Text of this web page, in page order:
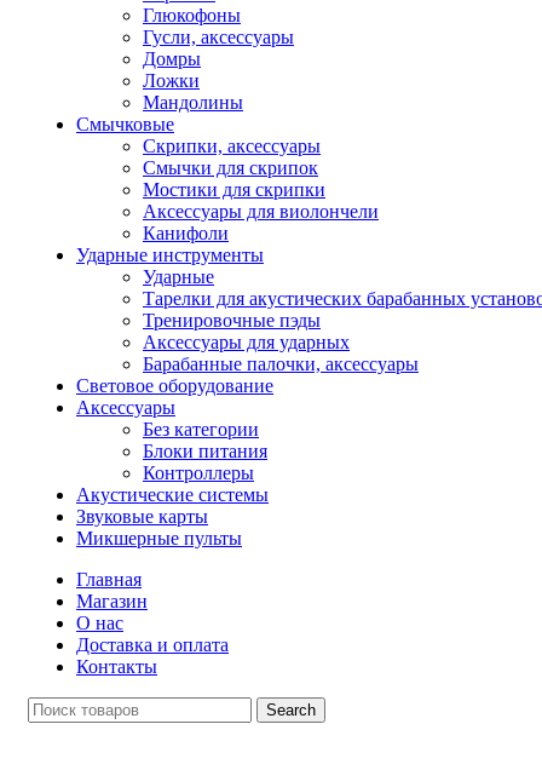
Глюкофоны
Гусли, аксессуары
Домры
Ложки
Мандолины
Смычковые
Скрипки, аксессуары
Смычки для скрипок
Мостики для скрипки
Аксессуары для виолончели
Канифоли
Ударные инструменты
Ударные
Тарелки для акустических барабанных
Тренировочные пэды
Аксессуары для ударных
Барабанные палочки, аксессуары
Световое оборудование
Аксессуары
Без категории
Блоки питания
Контроллеры
Акустические системы
Звуковые карты
Микшерные пульты
Главная
Магазин
О нас
Доставка и оплата
Контакты
Search